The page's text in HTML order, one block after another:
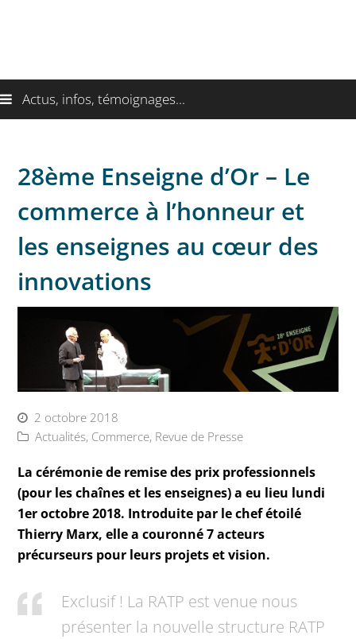
Actus, infos, témoignages...
28ème Enseigne d’Or – Le
commerce à l’honneur et
les enseignes au cœur des
innovations
2 octobre 2018
Actualités, Commerce, Revue de Presse
La cérémonie de remise des prix professionnels
(pour les chaînes et les enseignes) a eu lieu lundi
1er octobre 2018. Introduite par le chef étoilé
Thierry Marx, elle a couronné 7 acteurs
précurseurs pour leurs projets et vision.
Exclusif ! La RATP est venue nous
présenter la nouvelle structure RATP